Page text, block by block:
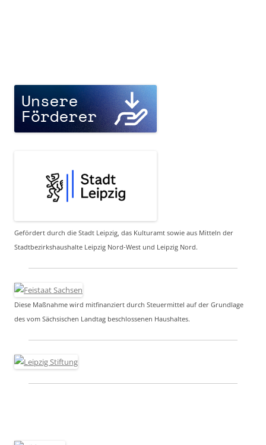
Gefördert durch die Stadt Leipzig, das Kulturamt sowie aus Mitteln der
Stadtbezirkshaushalte Leipzig Nord-West und Leipzig Nord.
Diese Maßnahme wird mitfinanziert durch Steuermittel auf der Grundlage
des vom Sächsischen Landtag beschlossenen Haushaltes.